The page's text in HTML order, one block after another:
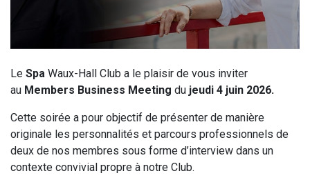
Le Spa Waux-Hall Club a le plaisir de vous inviter
au Members Business Meeting du jeudi 4 juin 2026.
Cette soirée a pour objectif de présenter de manière
originale les personnalités et parcours professionnels de
deux de nos membres sous forme d’interview dans un
contexte convivial propre à notre Club.